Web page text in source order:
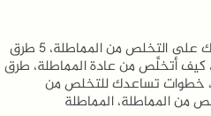
اكتشف 5 طرق سهلة تساعدك على التخلص من المماطلة، 5 طرق
كيف أتخلَّص من عادة المماطلة، طرق
خطوات تساعدك للتخلص من
من المماطلة، المماطلة